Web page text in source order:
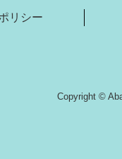
リシー
Copyright ©